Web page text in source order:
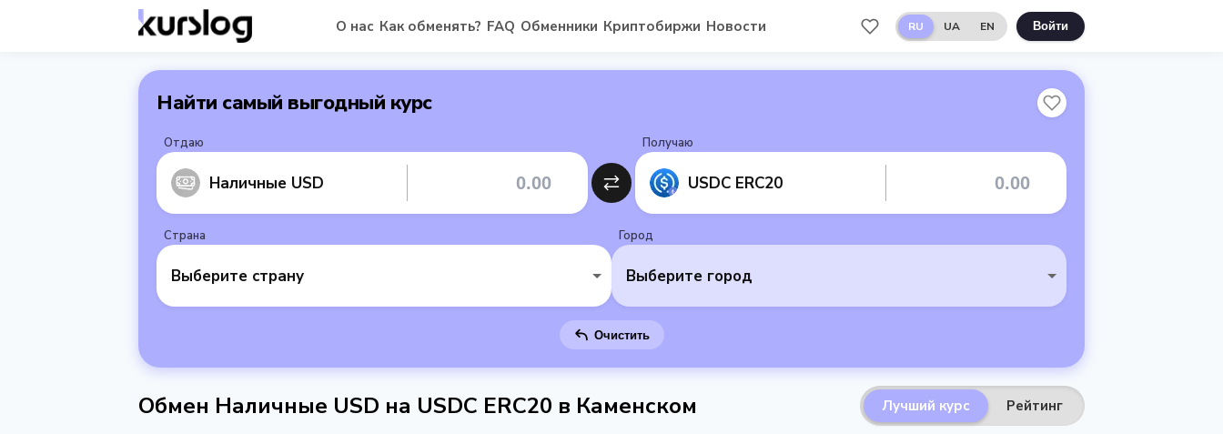
О нас Как обменять? FAQ Обменники Криптобиржи Новости RU UA EN Войти
Найти самый выгодный курс
Отдаю
Наличные USD
Получаю
USDC ERC20
Страна
Выберите страну
Город
Выберите город
Очистить
Обмен Наличные USD на USDC ERC20 в Каменском Лучший курс Рейтинг